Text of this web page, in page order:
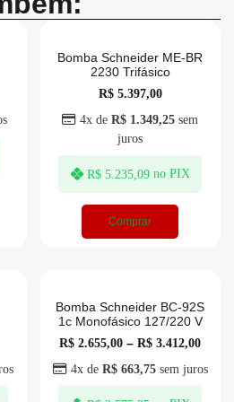
Bomba Schneider ME-BR
2230 Trifásico
R$5.397,00
R$5.235,09 no PIX
4x deR$ 1.349,25 sem
juros
Comprar
Bomba Schneider BC-92S
1c Monofásico 127/220 V
R$ 2.655,00 –R$ 3.412,00
4x de R$663,75sem juros